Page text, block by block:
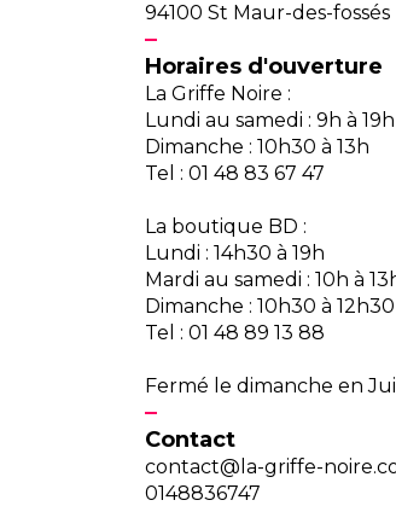
94100 St Maur-des-fossés
Horaires d'ouverture
La Griffe Noire :
Lundi au samedi : 9h à 19h
Dimanche : 10h30 à 13h
Tel : 01 48 83 67 47
La boutique BD :
Lundi : 14h30 à 19h
Mardi au samedi : 10h à
Dimanche : 10h30 à 12h30
Tel : 01 48 89 13 88
Fermé le dimanche en
Contact
contact@la-griffe-
0148836747